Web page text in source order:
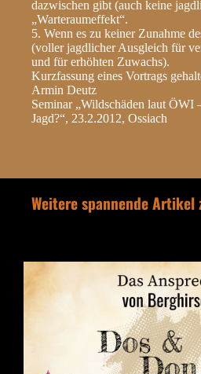
dazwischen gibt (auch keine
„Warteraumeffekt“.
5. Wenn es zu keiner Zunahme
(voller jagdlicher Ausgleich für
und für erhöhten Zuwachs).
Kurzfassung eines Vortrags
Armin Deutz
Seminar „Wildschäden laut ÖWI
Jagd?“, 23.2.2012, Ossiach
Weitere spannende Artikel